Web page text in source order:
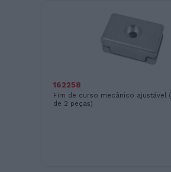
162258
Fim de curso mecânico ajustável
de 2 peças)